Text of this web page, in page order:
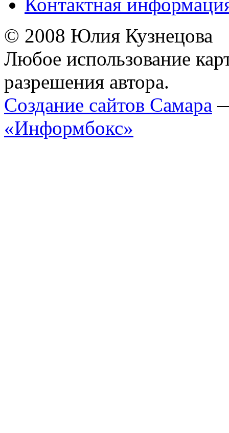
Контактная
© 2008 Юлия Кузнецова
Любое использование
разрешения автора.
Cоздание сайтов Самара
«Информбокс»